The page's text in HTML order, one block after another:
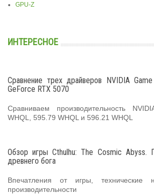
GPU-Z
ИНТЕРЕСНОЕ
Сравнение трех драйверов NVIDIA
GeForce RTX 5070
Сравниваем производительность
WHQL, 595.79 WHQL и 596.21 WHQL
Обзор игры Cthulhu: The Cosmic Abyss.
древнего бога
Впечатления от игры,
производительности